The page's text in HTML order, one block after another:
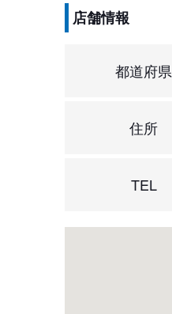
店舗情報
都道府県
住所
TEL